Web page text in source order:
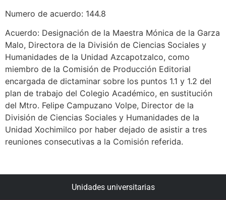
Numero de acuerdo: 144.8
Acuerdo: Designación de la Maestra Mónica de la Garza
Malo, Directora de la División de Ciencias Sociales y
Humanidades de la Unidad Azcapotzalco, como
miembro de la Comisión de Producción Editorial
encargada de dictaminar sobre los puntos 1.1 y 1.2 del
plan de trabajo del Colegio Académico, en sustitución
del Mtro. Felipe Campuzano Volpe, Director de la
División de Ciencias Sociales y Humanidades de la
Unidad Xochimilco por haber dejado de asistir a tres
reuniones consecutivas a la Comisión referida.
Unidades universitarias